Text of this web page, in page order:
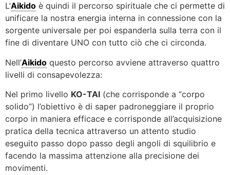
L’Aikido è quindi il percorso spirituale che ci permette di
unificare la nostra energia interna in connessione con la
sorgente universale per poi espanderla sulla terra con il
fine di diventare UNO con tutto ciò che ci circonda.
Nell’Aikido questo percorso avviene attraverso quattro
livelli di consapevolezza:
Nel primo livello KO-TAI (che corrisponde a “corpo
solido”) l’obiettivo è di saper padroneggiare il proprio
corpo in maniera efficace e corrisponde all’acquisizione
pratica della tecnica attraverso un attento studio
eseguito passo dopo passo degli angoli di squilibrio e
facendo la massima attenzione alla precisione dei
movimenti.